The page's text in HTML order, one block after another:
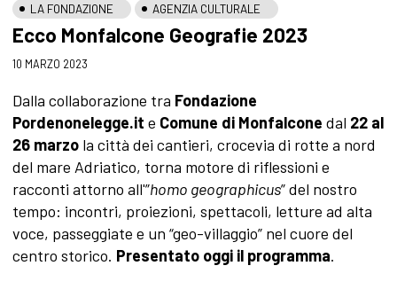
LA FONDAZIONE AGENZIA CULTURALE
Ecco Monfalcone Geografie 2023
10 MARZO 2023
Dalla collaborazione tra Fondazione
Pordenonelegge.it e Comune di Monfalcone dal 22 al
26 marzola città dei cantieri, crocevia di rotte a nord
del mare Adriatico, torna motore di riflessioni e
racconti attorno all'”homo geographicus” del nostro
tempo: incontri, proiezioni, spettacoli, letture ad alta
voce, passeggiate e un “geo-villaggio” nel cuore del
centro storico. Presentato oggi il programma.